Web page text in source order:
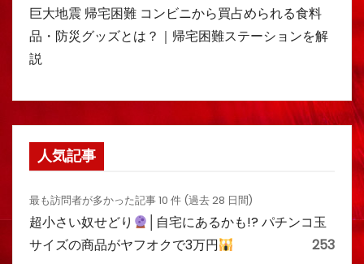
巨大地震 帰宅困難 コンビニから買占められる食料
品・防災グッズとは？｜帰宅困難ステーションを解
説
人気記事
最も訪問者が多かった記事 10 件 (過去 28 日間)
超小さい奴せどり
│自宅にあるかも!? パチンコ玉
サイズの商品がヤフオクで3万円
253